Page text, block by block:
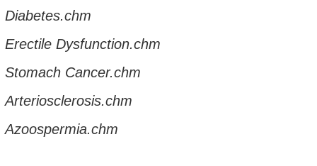
Diabetes.chm
Erectile Dysfunction.chm
Stomach Cancer.chm
Arteriosclerosis.chm
Azoospermia.chm